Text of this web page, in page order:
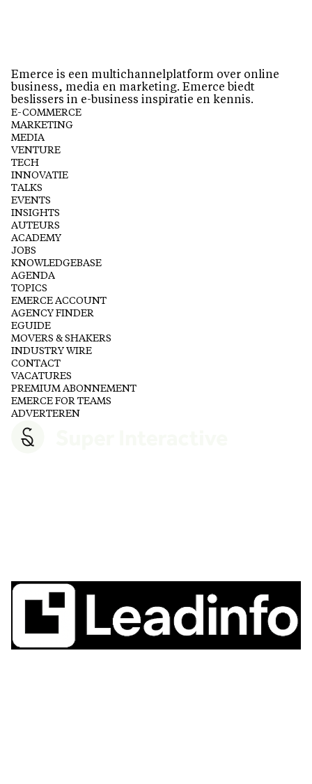
Emerce is een multichannelplatform over online
business, media en marketing. Emerce biedt
beslissers in e-business inspiratie en kennis.
E-COMMERCE
MARKETING
MEDIA
VENTURE
TECH
INNOVATIE
TALKS
EVENTS
INSIGHTS
AUTEURS
ACADEMY
JOBS
KNOWLEDGEBASE
AGENDA
TOPICS
EMERCE ACCOUNT
AGENCY FINDER
EGUIDE
MOVERS & SHAKERS
INDUSTRY WIRE
CONTACT
VACATURES
PREMIUM ABONNEMENT
EMERCE FOR TEAMS
ADVERTEREN